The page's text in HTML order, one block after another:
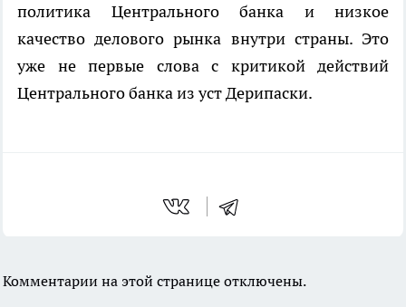
политика Центрального банка и низкое
качество делового рынка внутри страны. Это
уже не первые слова с критикой действий
Центрального банка из уст Дерипаски.
Комментарии на этой странице отключены.